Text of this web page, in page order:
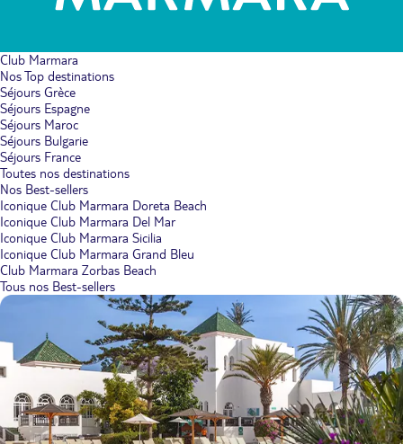
Club Marmara
Nos Top destinations
Séjours Grèce
Séjours Espagne
Séjours Maroc
Séjours Bulgarie
Séjours France
Toutes nos destinations
Nos Best-sellers
Iconique Club Marmara Doreta Beach
Iconique Club Marmara Del Mar
Iconique Club Marmara Sicilia
Iconique Club Marmara Grand Bleu
Club Marmara Zorbas Beach
Tous nos Best-sellers